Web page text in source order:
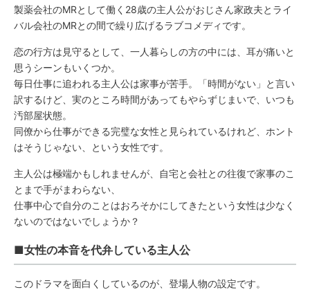
製薬会社のMRとして働く28歳の主人公がおじさん家政夫とライ
バル会社のMRとの間で繰り広げるラブコメディです。
恋の行方は見守るとして、一人暮らしの方の中には、耳が痛いと
思うシーンもいくつか。
毎日仕事に追われる主人公は家事が苦手。「時間がない」と言い
訳するけど、実のところ時間があってもやらずじまいで、いつも
汚部屋状態。
同僚から仕事ができる完璧な女性と見られているけれど、ホント
はそうじゃない、という女性です。
主人公は極端かもしれませんが、自宅と会社との往復で家事のこ
とまで手がまわらない、
仕事中心で自分のことはおろそかにしてきたという女性は少なく
ないのではないでしょうか？
■女性の本音を代弁している主人公
このドラマを面白くしているのが、登場人物の設定です。